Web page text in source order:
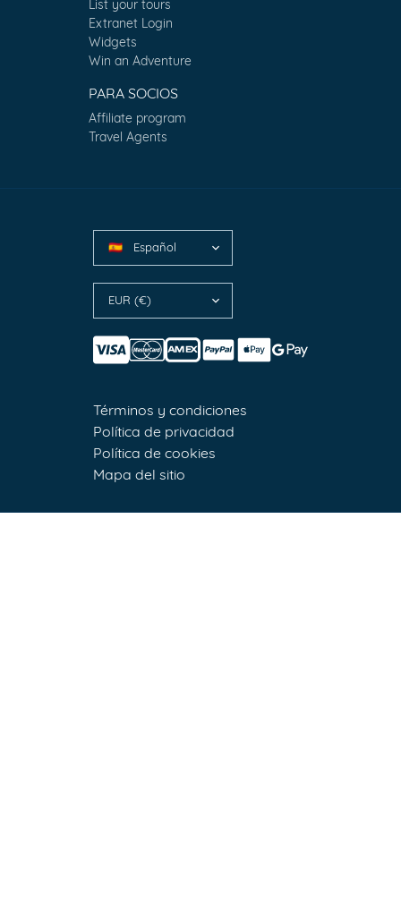
List your tours
Extranet Login
Widgets
Win an Adventure
PARA SOCIOS
Affiliate program
Travel Agents
🇪🇸 Español
EUR (€)
Términos y condiciones
Política de privacidad
Política de cookies
Mapa del sitio